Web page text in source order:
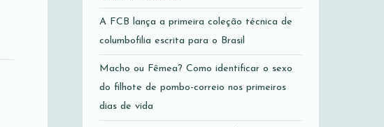
A FCB lança a primeira coleção técnica de
columbofilia escrita para o Brasil
Macho ou Fêmea? Como identificar o sexo
do filhote de pombo-correio nos primeiros
dias de vida